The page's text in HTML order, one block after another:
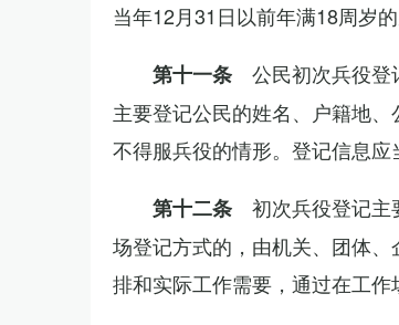
当年12月31日以前年满18周岁
第十一条 公民初次兵役登
主要登记公民的姓名、户籍地
不得服兵役的情形。登记信息应
第十二条 初次兵役登记
场登记方式的，由机关、团体
排和实际工作需要，通过在工作